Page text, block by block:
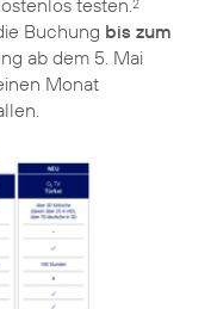
testen.2
Buchung bis zum
ab dem 5. Mai
Monat